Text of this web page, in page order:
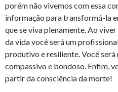
porém não vivemos com essa
informação para transformá-la
que se viva plenamente. Ao
da vida você será um
produtivo e resiliente. Você será
compassivo e bondoso. Enfim,
partir da consciência da morte!